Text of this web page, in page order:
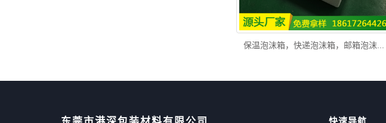
保温泡沫箱，快递泡沫箱，邮箱泡沫...
快速导航